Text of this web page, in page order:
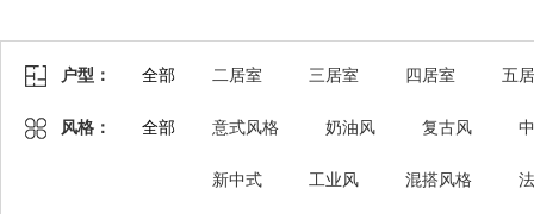
户型： 全部 二居室 三居室 四居室 五
风格： 全部 意式风格 奶油风 复古风
新中式 工业风 混搭风格